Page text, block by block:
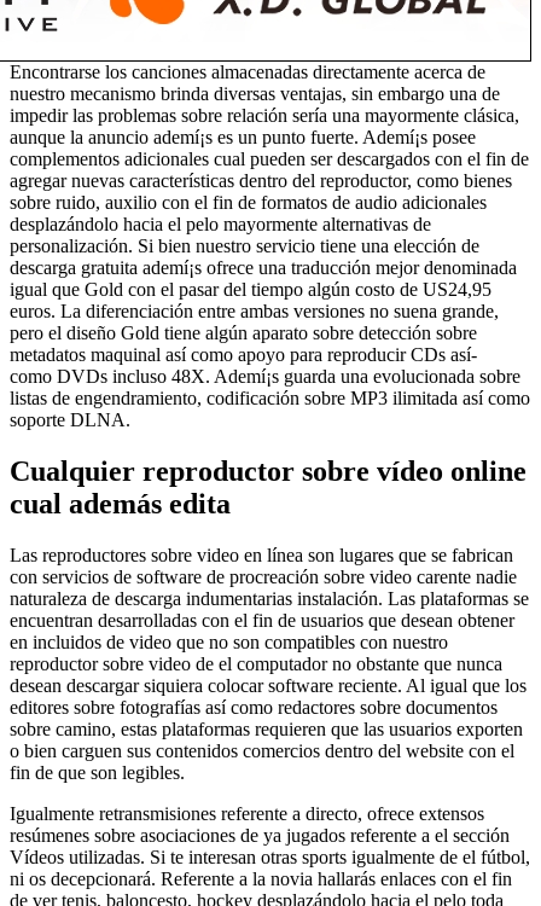
Encontrarse los canciones almacenadas directamente acerca de
nuestro mecanismo brinda diversas ventajas, sin embargo una de
impedir las problemas sobre relación serí­a una mayormente clásica,
aunque la anuncio ademí¡s es un punto fuerte. Ademí¡s posee
complementos adicionales cual pueden ser descargados con el fin de
agregar nuevas características dentro del reproductor, como bienes
sobre ruido, auxilio con el fin de formatos de audio adicionales
desplazándolo hacia el pelo mayormente alternativas de
personalización. Si bien nuestro servicio tiene una elección de
descarga gratuita ademí¡s ofrece una traducción mejor denominada
igual que Gold con el pasar del tiempo algún costo de US24,95
euros. La diferenciación entre ambas versiones no suena grande,
pero el diseño Gold tiene algún aparato sobre detección sobre
metadatos maquinal así­ como apoyo para reproducir CDs así­
como DVDs incluso 48X. Ademí¡s guarda una evolucionada sobre
listas de engendramiento, codificación sobre MP3 ilimitada así­ como
soporte DLNA.
Cualquier reproductor sobre vídeo online
cual además edita
Las reproductores sobre video en línea son lugares que se fabrican
con servicios de software de procreación sobre video carente nadie
naturaleza de descarga indumentarias instalación. Las plataformas se
encuentran desarrolladas con el fin de usuarios que desean obtener
en incluidos de video que no son compatibles con nuestro
reproductor sobre video de el computador no obstante que nunca
desean descargar siquiera colocar software reciente. Al igual que los
editores sobre fotografías así­ como redactores sobre documentos
sobre camino, estas plataformas requieren que las usuarios exporten
o bien carguen sus contenidos comercios dentro del website con el
fin de que son legibles.
Igualmente retransmisiones referente a directo, ofrece extensos
resúmenes sobre asociaciones de ya jugados referente a el sección
Vídeos utilizadas. Si te interesan otras sports igualmente de el fútbol,
ni os decepcionará. Referente a la novia hallarás enlaces con el fin
de ver tenis, baloncesto, hockey desplazándolo hacia el pelo toda